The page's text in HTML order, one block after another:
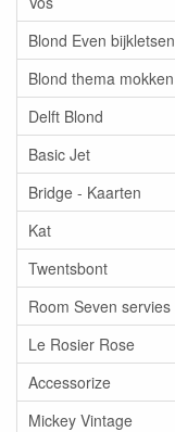
Blond Even bijkletsen
Blond thema mokken
Delft Blond
Basic Jet
Bridge - Kaarten
Kat
Twentsbont
Room Seven servies
Le Rosier Rose
Accessorize
Mickey Vintage